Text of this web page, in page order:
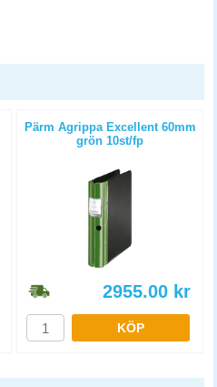
Pärm Agrippa Excellent 60mm
grön 10st/fp
2955.00 kr
KÖP